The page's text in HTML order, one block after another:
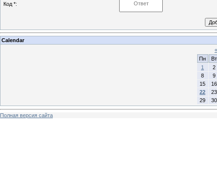
Код *:
Calendar
«
Пн
Вт
1
2
8
9
15
16
22
23
29
30
Полная версия сайта